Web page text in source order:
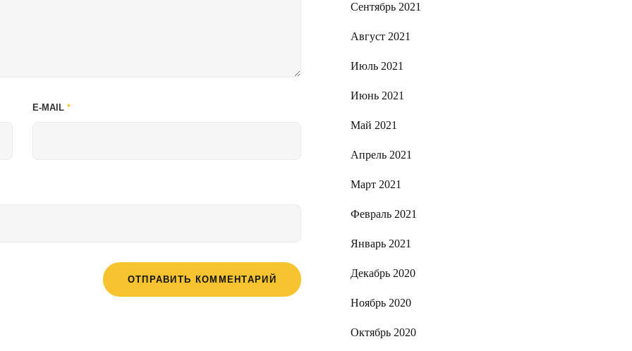
E-MAIL *
Сентябрь 2021
Август 2021
Июль 2021
Июнь 2021
Май 2021
Апрель 2021
Март 2021
Февраль 2021
Январь 2021
Декабрь 2020
Ноябрь 2020
Октябрь 2020